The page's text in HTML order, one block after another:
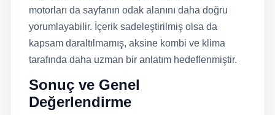
motorları da sayfanın odak alanını daha doğru
yorumlayabilir. İçerik sadeleştirilmiş olsa da
kapsam daraltılmamış, aksine kombi ve klima
tarafında daha uzman bir anlatım hedeflenmiştir.
Sonuç ve Genel
Değerlendirme